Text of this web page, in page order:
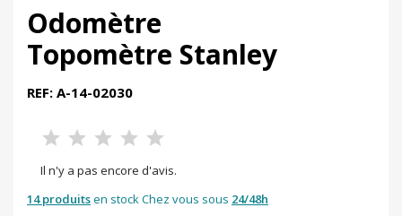
Odomètre
Topomètre Stanley
REF: A-14-02030
Il n'y a pas encore d'avis.
14 produitsen stock Chez vous sous 24/48h